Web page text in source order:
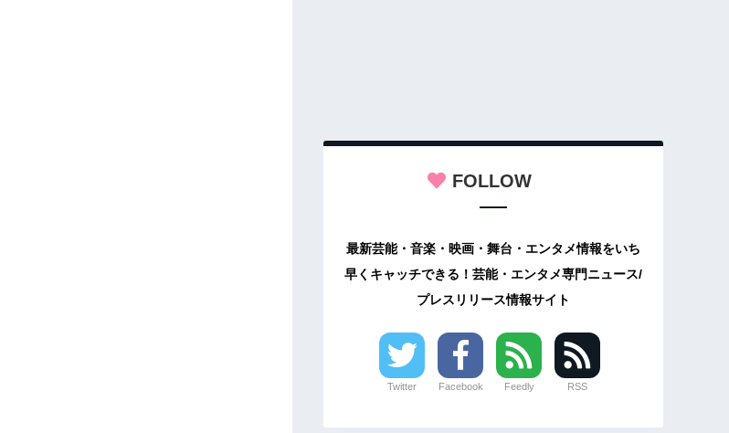
FOLLOW
最新芸能・音楽・映画・舞台・エンタメ情報をいち
早くキャッチできる！芸能・エンタメ専門ニュース/
プレスリリース情報サイト
Twitter Facebook Feedly RSS